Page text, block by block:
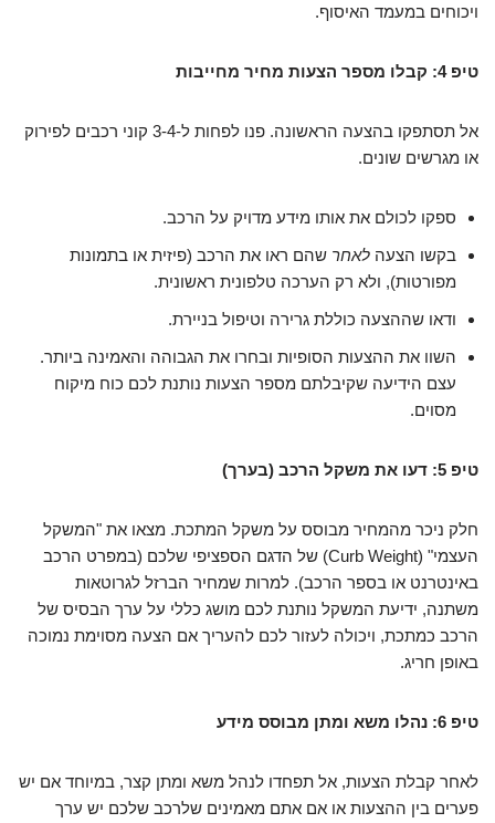
ויכוחים במעמד האיסוף.
טיפ 4: קבלו מספר הצעות מחיר מחייבות
אל תסתפקו בהצעה הראשונה. פנו לפחות ל-3-4 קוני רכבים לפירוק
או מגרשים שונים.
ספקו לכולם את אותו מידע מדויק על הרכב.
בקשו הצעה לאחר שהם ראו את הרכב (פיזית או בתמונות
מפורטות), ולא רק הערכה טלפונית ראשונית.
ודאו שההצעה כוללת גרירה וטיפול בניירת.
השוו את ההצעות הסופיות ובחרו את הגבוהה והאמינה ביותר.
עצם הידיעה שקיבלתם מספר הצעות נותנת לכם כוח מיקוח
מסוים.
טיפ 5: דעו את משקל הרכב (בערך)
חלק ניכר מהמחיר מבוסס על משקל המתכת. מצאו את "המשקל
העצמי" (Curb Weight) של הדגם הספציפי שלכם (במפרט הרכב
באינטרנט או בספר הרכב). למרות שמחיר הברזל לגרוטאות
משתנה, ידיעת המשקל נותנת לכם מושג כללי על ערך הבסיס של
הרכב כמתכת, ויכולה לעזור לכם להעריך אם הצעה מסוימת נמוכה
באופן חריג.
טיפ 6: נהלו משא ומתן מבוסס מידע
לאחר קבלת הצעות, אל תפחדו לנהל משא ומתן קצר, במיוחד אם יש
פערים בין ההצעות או אם אתם מאמינים שלרכב שלכם יש ערך